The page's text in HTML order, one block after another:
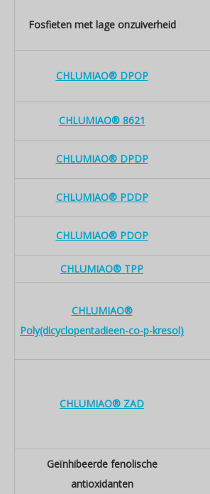
Fosfieten met lage onzuiverheid
CHLUMIAO® DPOP
CHLUMIAO® 8621
CHLUMIAO® DPDP
CHLUMIAO® PDDP
CHLUMIAO® PDOP
CHLUMIAO® TPP
CHLUMIAO®
Poly(dicyclopentadieen-co-p-kresol)
CHLUMIAO® ZAD
Geïnhibeerde fenolische
antioxidanten